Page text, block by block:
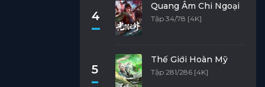
4
Quang Âm Chi Ngoại
Tập 34/78 [4K]
5
Thế Giới Hoàn Mỹ
Tập 281/286 [4K]